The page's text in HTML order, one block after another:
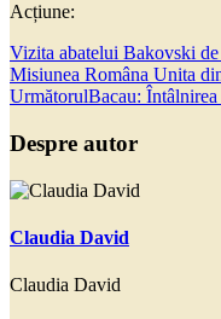
Acțiune:
Vizita abatelui Bakovski
Misiunea Româna Unita
UrmătorulBacau:
Despre autor
Claudia David
Claudia David